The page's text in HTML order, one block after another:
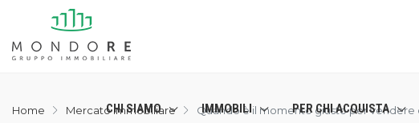
CHI SIAMO IMMOBILI PER CHI ACQUISTA
Home Mercato Immobiliare Quando è il momento giusto per vendere